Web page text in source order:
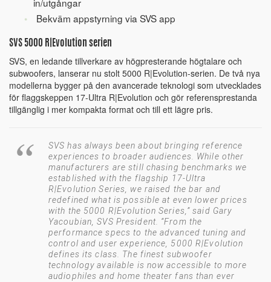
in/utgångar
Bekväm appstyrning via SVS app
SVS 5000 R|Evolution serien
SVS, en ledande tillverkare av högpresterande högtalare och
subwoofers, lanserar nu stolt 5000 R|Evolution-serien. De två nya
modellerna bygger på den avancerade teknologi som utvecklades
för flaggskeppen 17-Ultra R|Evolution och gör referensprestanda
tillgänglig i mer kompakta format och till ett lägre pris.
SVS has always been about bringing reference
experiences to broader audiences. While other
manufacturers are still chasing benchmarks we
established with the flagship 17-Ultra
R|Evolution Series, we raised the bar and
redefined what is possible at even lower prices
with the 5000 R|Evolution Series,” said Gary
Yacoubian, SVS President. “From the
performance specs to the advanced tuning and
control and user experience, 5000 R|Evolution
defines its class. The finest subwoofer
technology available is now accessible to more
audiophiles and home theater fans than ever